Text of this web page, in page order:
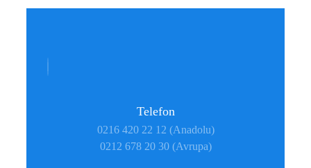
Telefon
0216 420 22 12 (Anadolu)
0212 678 20 30 (Avrupa)